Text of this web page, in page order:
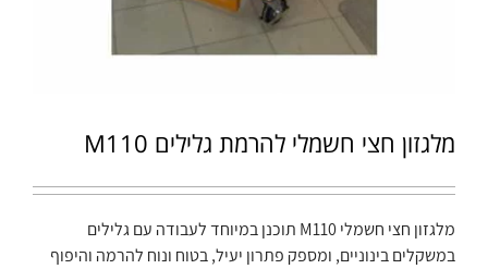
מלגזון חצי חשמלי להרמת גלילים M110
מלגזון חצי חשמלי M110 תוכנן במיוחד לעבודה עם גלילים
במשקלים בינוניים, ומספק פתרון יעיל, בטוח ונוח להרמה והיפוף